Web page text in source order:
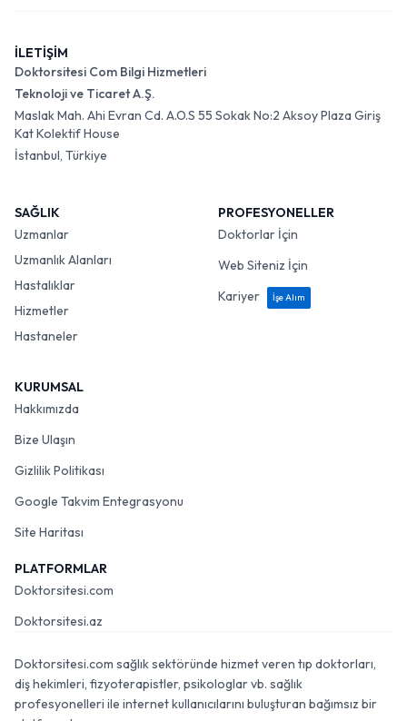
İLETİŞİM
Doktorsitesi Com Bilgi Hizmetleri
Teknoloji ve Ticaret A.Ş.
Maslak Mah. Ahi Evran Cd. A.O.S 55 Sokak No:2 Aksoy Plaza Giriş
Kat Kolektif House
İstanbul, Türkiye
SAĞLIK
Uzmanlar
Uzmanlık Alanları
Hastalıklar
Hizmetler
Hastaneler
PROFESYONELLER
Doktorlar İçin
Web Siteniz İçin
Kariyer
İşe Alım
KURUMSAL
Hakkımızda
Bize Ulaşın
Gizlilik Politikası
Google Takvim Entegrasyonu
Site Haritası
PLATFORMLAR
Doktorsitesi.com
Doktorsitesi.az
Doktorsitesi.com sağlık sektöründe hizmet veren tıp doktorları,
diş hekimleri, fizyoterapistler, psikologlar vb. sağlık
profesyonelleri ile internet kullanıcılarını buluşturan bağımsız bir